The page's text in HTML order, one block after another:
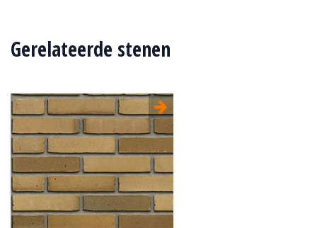
Gerelateerde stenen